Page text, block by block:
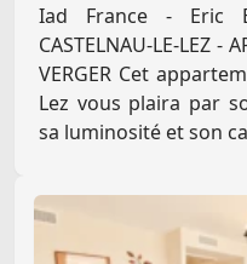
Iad France - Eric
CASTELNAU-LE-LEZ -
VERGER Cet
Lez vous plaira par
sa luminosité et son